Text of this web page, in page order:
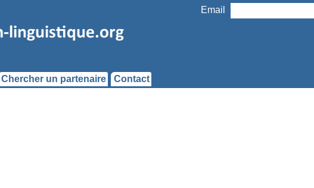
Email
Chercher un partenaire Contact